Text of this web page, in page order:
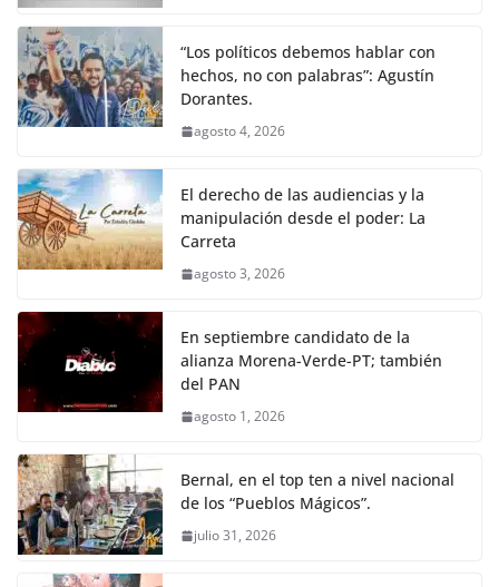
“Los políticos debemos hablar con
hechos, no con palabras”: Agustín
Dorantes.
agosto 4, 2026
El derecho de las audiencias y la
manipulación desde el poder: La
Carreta
agosto 3, 2026
En septiembre candidato de la
alianza Morena-Verde-PT; también
del PAN
agosto 1, 2026
Bernal, en el top ten a nivel nacional
de los “Pueblos Mágicos”.
julio 31, 2026